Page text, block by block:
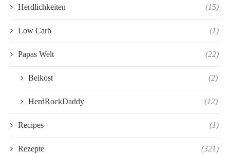
Herdlichkeiten (15)
Low Carb (1)
Papas Welt (22)
Beikost (2)
HerdRockDaddy (12)
Recipes (1)
Rezepte (321)